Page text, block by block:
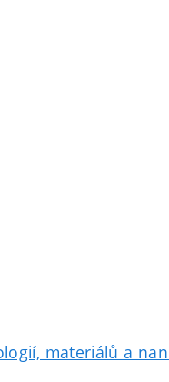
materiálů a